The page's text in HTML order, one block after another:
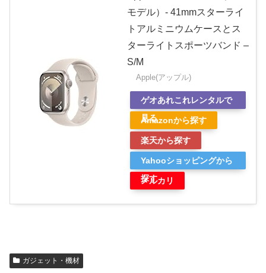
モデル）- 41mmスターライ
トアルミニウムケースとス
ターライトスポーツバンド –
S/M
Apple(アップル)
ゲオあれこれレンタルで
見る
Amazonから探す
楽天から探す
Yahooショッピングから
探す
メルカリ
ガジェット・機材